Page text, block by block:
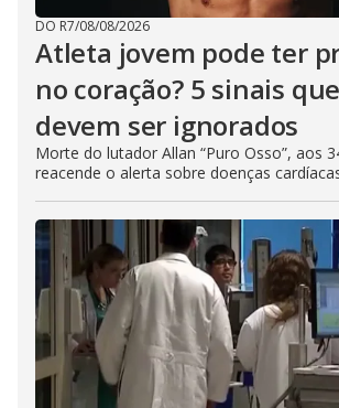
DO R7/08/08/2026
Atleta jovem pode ter
no coração? 5 sinais
devem ser ignorados
Morte do lutador Allan “Puro Osso”, aos
reacende o alerta sobre doenças